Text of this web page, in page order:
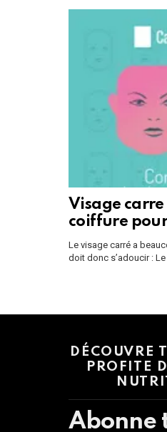
STORIES
Visage
coiffure
Le visage carré a
doit donc s’adoucir :
DÉCOUVRE
PROFITE
Abonne